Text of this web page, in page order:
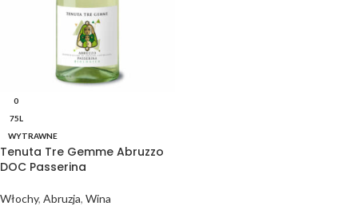
0
75L
WYTRAWNE
Tenuta Tre Gemme Abruzzo
DOC Passerina
Włochy, Abruzja, Wina